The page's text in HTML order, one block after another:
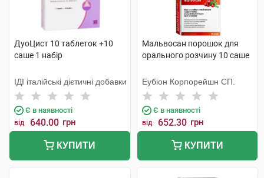
ДуоЦист 10 таблеток +10
саше 1 набір
ІДІ італійські дієтичні добавки
Є в наявності
від 640.00 грн
КУПИТИ
Мальвосан порошок для
орального розчину 10 саше
Еубіон Корпорейшн СП.
Є в наявності
від 652.30 грн
КУПИТИ